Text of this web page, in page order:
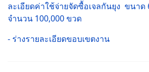
ละเอียดค่าใช้จ่ายจัดซื้อเจลกันยุง ขนา
จำนวน 100,000 ขวด
- ร่างรายละเอียดขอบเขตงาน